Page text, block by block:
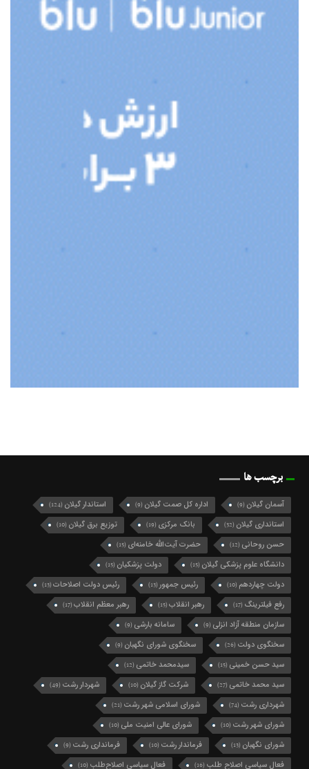
برچسب ها
آسمان گیلان (9) اداره کل صمت گیلان (9) استاندار گیلان (124)
استانداری گیلان (32) بانک مرکزی (19) توزیع برق گیلان (10)
حسن روحانی (12) حضرت آیت‌الله خامنه‌ای (15)
دانشگاه علوم پزشکی گیلان (15) دولت پزشکیان (15)
دولت چهاردهم (10) رئیس جمهور(13) رئیس دولت اصلاحات(13)
رفع فیلترینگ (17) رهبر انقلاب(15) رهبر معظم انقلاب(17)
سازمان منطقه آزاد انزلی (9) سامانه بارشی (9)
سخنگوی دولت (26) سخنگوی شورای نگهبان (9)
سید حسن خمینی (15) سیدمحمد خاتمی (12)
سید محمد خاتمی (27) شرکت گاز گیلان (10) شهردار رشت (49)
شهرداری رشت (74) شورای اسلامی شهر رشت (21)
شورای شهر رشت (10) شورای عالی امنیت ملی (10)
شورای نگهبان (13) فرماندار رشت (10) فرمانداری رشت (9)
فعال سیاسی اصلاح طلب (16) فعال سیاسی اصلاح‌طلب (10)